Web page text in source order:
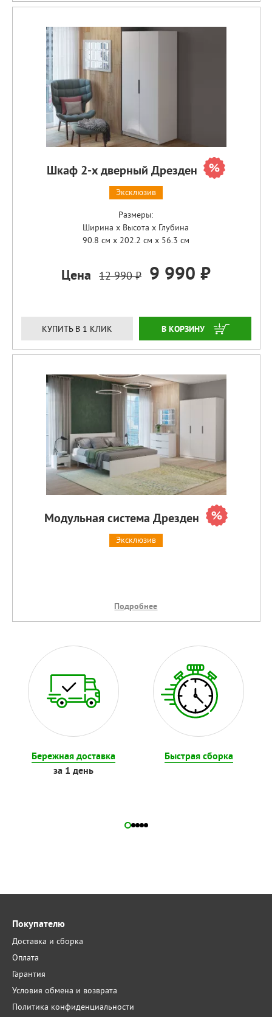
Шкаф 2-х дверный Дрезден
Эксклюзив
Размеры:
Ширина x Высота x Глубина
90.8 см x 202.2 см x 56.3 см
Цена 12 990 ₽ 9 990 ₽
КУПИТЬ В 1 КЛИК ЗАКАЗАТЬ
Модульная система Дрезден
Эксклюзив
Подробнее
Бережная доставка
за 1 день
Быстрая сборка
Покупателю
Доставка и сборка
Оплата
Гарантия
Условия обмена и возврата
Политика конфиденциальности